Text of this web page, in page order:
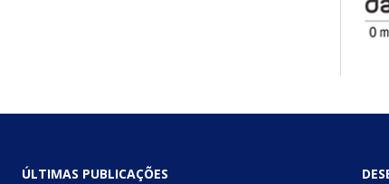
ÚLTIMAS PUBLICAÇÕES